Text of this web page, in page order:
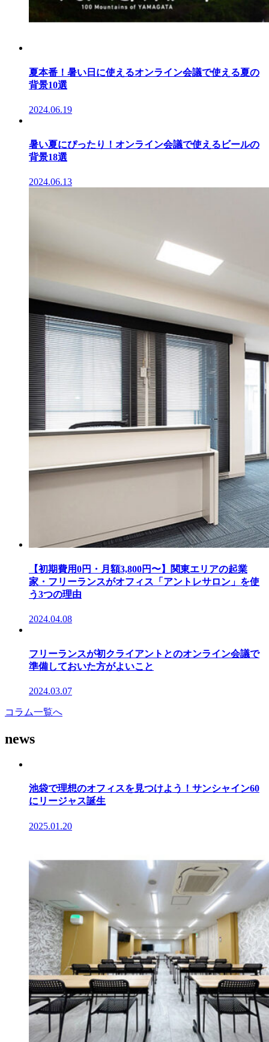
夏本番！暑い日に使えるオンライン会議で使える夏の
背景10選
2024.06.19
暑い夏にぴったり！オンライン会議で使えるビールの
背景18選
2024.06.13
【初期費用0円・月額3,800円〜】関東エリアの起業
家・フリーランスがオフィス「アントレサロン」を使
う3つの理由
2024.04.08
フリーランスが初クライアントとのオンライン会議で
準備しておいた方がよいこと
2024.03.07
コラム一覧へ
news
池袋で理想のオフィスを見つけよう！サンシャイン60
にリージャス誕生
2025.01.20